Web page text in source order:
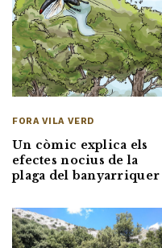
FORA VILA VERD
Un còmic explica els
efectes nocius de la
plaga del banyarriquer